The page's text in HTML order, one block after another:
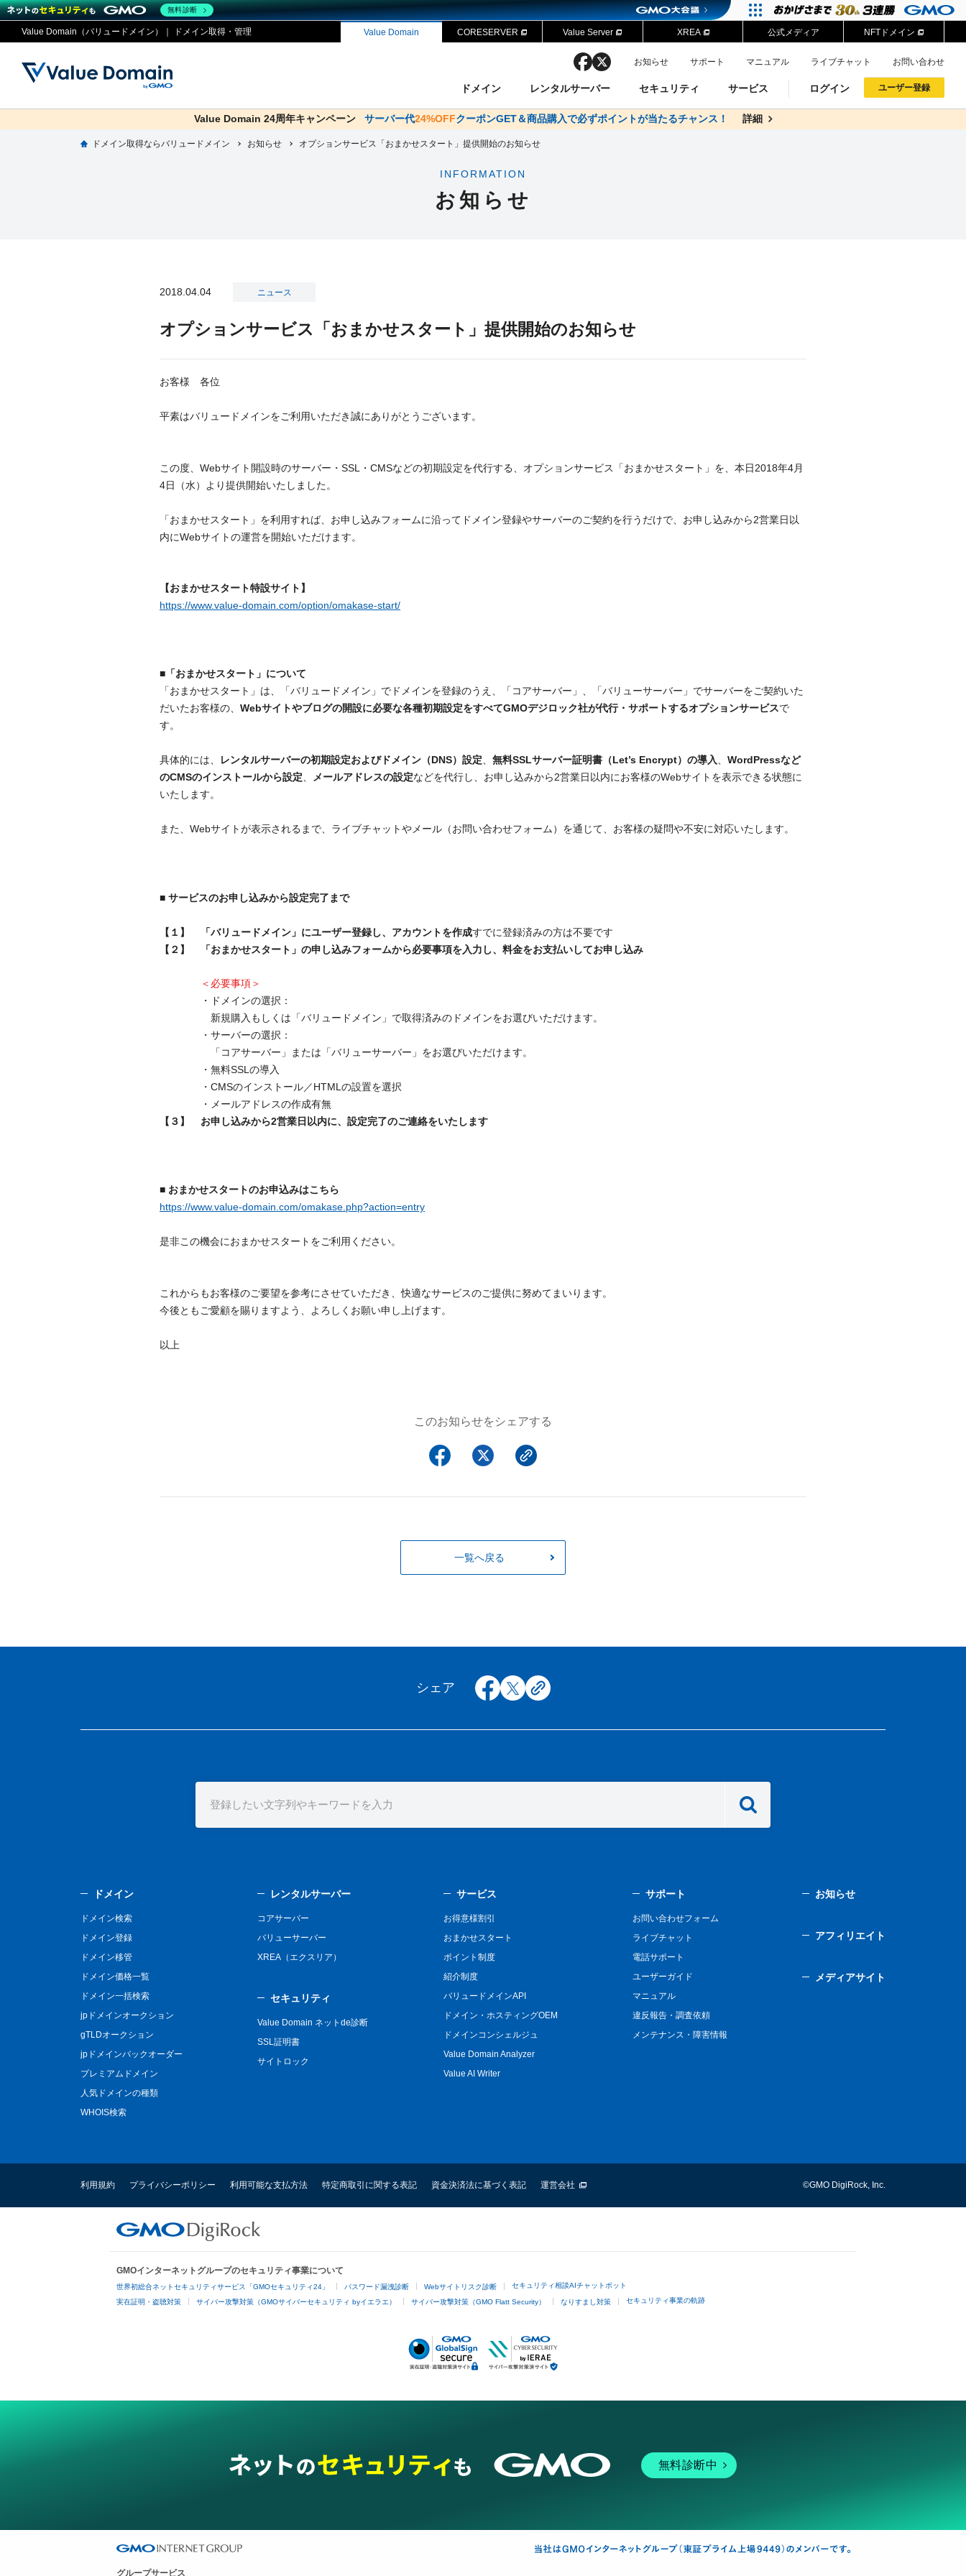
Value Domain（バリュードメイン）｜ ドメイン取得・管理 Value Domain CORESERVER Value Server XREA 公式メディア NFTドメイン
ドメイン
ドメイン ドメイン検索 ドメイン登録
レンタルサーバー
レンタルサーバー コアサーバー バリューサーバー
セキュリティ
セキュリティ Value Domain ネットde診断 SSL証明書
サービス
サービス お得意様割引 おまかせスタート
facebook お知らせ サポート マニュアル ライブチャット お問い合わせ
ログイン
※AmazonはValue Domain Oneのログイン画面へ遷移します
ユーザー登録
※AmazonはValue Domain Oneのアカウント作成画面へ遷移します
co.jpドメイン✕コアサーバーV2ビジネス応援キャンペーン サーバー料金1年間無料 詳細
Value Domain 24周年キャンペーン サーバー代24%OFFクーポンGET＆商品購入で必ずポイントが当たるチャンス！ 詳細
ドメイン取得ならバリュードメイン お知らせ オプションサービス「おまかせスタート」提供開始のお知らせ
INFORMATION
お知らせ
2018.04.04 ニュース
オプションサービス「おまかせスタート」提供開始のお知らせ
お客様 各位
平素はバリュードメインをご利用いただき誠にありがとうございます。
この度、Webサイト開設時のサーバー・SSL・CMSなどの初期設定を代行する、オプションサービス「おまかせスタート」を、本日2018年4月
4日（水）より提供開始いたしました。
「おまかせスタート」を利用すれば、お申し込みフォームに沿ってドメイン登録やサーバーのご契約を行うだけで、お申し込みから2営業日以
内にWebサイトの運営を開始いただけます。
【おまかせスタート特設サイト】
https://www.value-domain.com/option/omakase-start/
■「おまかせスタート」について
「おまかせスタート」は、「バリュードメイン」でドメインを登録のうえ、「コアサーバー」、「バリューサーバー」でサーバーをご契約いた
だいたお客様の、 Webサイトやブログの開設に必要な各種初期設定をすべてGMOデジロック社が代行・サポートするオプションサービスで
す。
具体的には、 レンタルサーバーの初期設定およびドメイン（DNS）設定、 無料SSLサーバー証明書（Let’s Encrypt）の導入、 WordPressなど
のCMSのインストールから設定、 メールアドレスの設定などを代行し、お申し込みから2営業日以内にお客様のWebサイトを表示できる状態に
いたします。
また、Webサイトが表示されるまで、ライブチャットやメール（お問い合わせフォーム）を通じて、お客様の疑問や不安に対応いたします。
■ サービスのお申し込みから設定完了まで
【１】 「バリュードメイン」にユーザー登録し、アカウントを作成すでに登録済みの方は不要です
【２】
「おまかせスタート」の申し込みフォームから必要事項を入力し、料金をお支払いしてお申し込み
＜必要事項＞
・ドメインの選択：
新規購入もしくは「バリュードメイン」で取得済みのドメインをお選びいただけます。
・サーバーの選択：
「コアサーバー」または「バリューサーバー」をお選びいただけます。
・無料SSLの導入
・CMSのインストール／HTMLの設置を選択
・メールアドレスの作成有無
【３】
お申し込みから2営業日以内に、設定完了のご連絡をいたします
■ おまかせスタートのお申込みはこちら
https://www.value-domain.com/omakase.php?action=entry
是非この機会におまかせスタートをご利用ください。
これからもお客様のご要望を参考にさせていただき、快適なサービスのご提供に努めてまいります。
今後ともご愛顧を賜りますよう、よろしくお願い申し上げます。
以上
このお知らせをシェアする
一覧へ戻る
シェア facebook
x copy
ドメイン
ドメイン検索
ドメイン登録
ドメイン移管
ドメイン価格一覧
ドメイン一括検索
jpドメインオークション
gTLDオークション
jpドメインバックオーダー
プレミアムドメイン
人気ドメインの種類
WHOIS検索
レンタルサーバー
コアサーバー
バリューサーバー
XREA（エクスリア）
セキュリティ
Value Domain ネットde診断
SSL証明書
サイトロック
サービス
お得意様割引
おまかせスタート
ポイント制度
紹介制度
バリュードメインAPI
ドメイン・ホスティングOEM
ドメインコンシェルジュ
Value Domain Analyzer
Value AI Writer
サポート
お問い合わせフォーム
ライブチャット
電話サポート
ユーザーガイド
マニュアル
違反報告・調査依頼
メンテナンス・障害情報
お知らせ
アフィリエイト
メディアサイト
利用規約 プライバシーポリシー 利用可能な支払方法 特定商取引に関する表記 資金決済法に基づく表記 運営会社 ©GMO DigiRock, Inc.
GMOインターネットグループのセキュリティ事業について
世界初総合ネットセキュリティサービス「GMOセキュリティ24」 パスワード漏洩診断 Webサイトリスク診断 セキュリティ相談AIチャットボット
実在証明・盗聴対策 サイバー攻撃対策（GMOサイバーセキュリティ byイエラエ） サイバー攻撃対策（GMO Flatt Security） なりすまし対策 セキュリティ事業の軌跡
無料診断中
グループサービス
無料診断